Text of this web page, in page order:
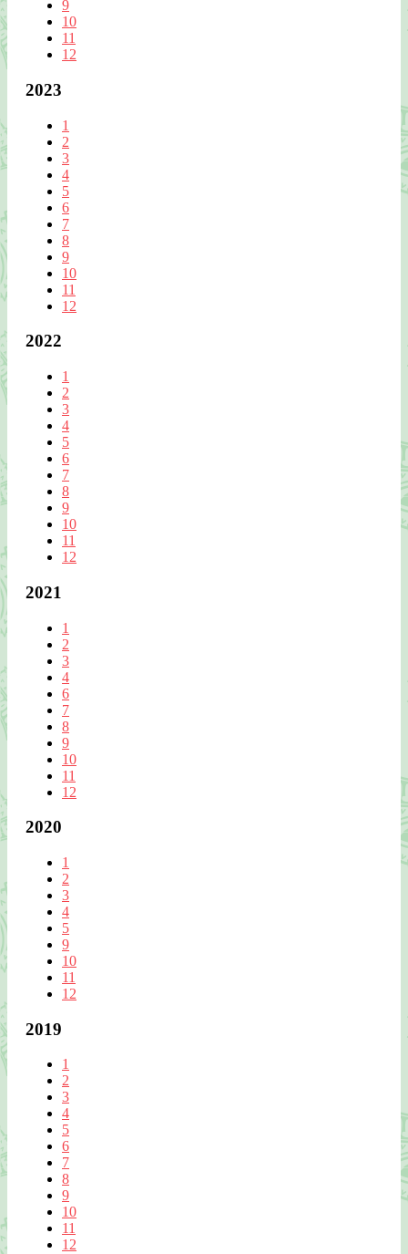
9
10
11
12
2023
1
2
3
4
5
6
7
8
9
10
11
12
2022
1
2
3
4
5
6
7
8
9
10
11
12
2021
1
2
3
4
6
7
8
9
10
11
12
2020
1
2
3
4
5
9
10
11
12
2019
1
2
3
4
5
6
7
8
9
10
11
12